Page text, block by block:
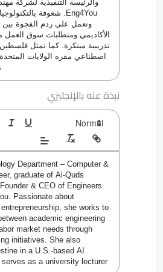
نبذة عنه بالإنجليزي
Department – Computer &
graduate of Al-Quds
& CEO of Engineers
Passionate about
she works to
academic engineering
market needs through
initiatives. She also
in a U.S.-based AI